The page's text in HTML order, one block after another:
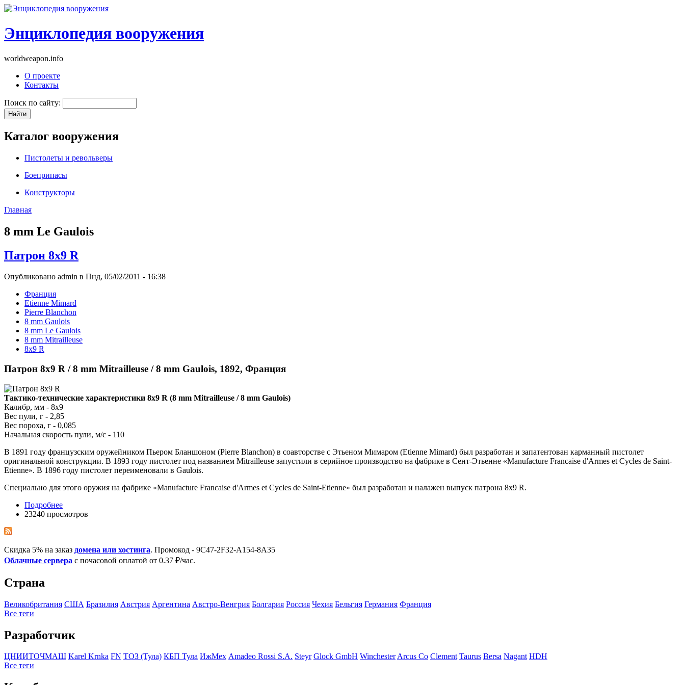
Энциклопедия вооружения
worldweapon.info
О проекте
Контакты
Поиск по сайту:
Каталог вооружения
Пистолеты и револьверы
Боеприпасы
Конструкторы
Главная
8 mm Le Gaulois
Патрон 8x9 R
Опубликовано admin в Пнд, 05/02/2011 - 16:38
Франция
Etienne Mimard
Pierre Blanchon
8 mm Gaulois
8 mm Le Gaulois
8 mm Mitrailleuse
8x9 R
Патрон 8x9 R / 8 mm Mitrailleuse / 8 mm Gaulois, 1892, Франция
Тактико-технические характеристики 8x9 R (8 mm Mitrailleuse / 8 mm Gaulois)
Калибр, мм - 8x9
Вес пули, г - 2,85
Вес пороха, г - 0,085
Начальная скорость пули, м/с - 110
В 1891 году французским оружейником Пьером Бланшоном (Pierre Blanchon) в соавторстве с Этьеном Мимаром (Etienne Mimard) был разработан и запатентован карманный пистолет
оригинальной конструкции. В 1893 году пистолет под названием Mitrailleuse запустили в серийное производство на фабрике в Сент-Этьенне «Manufacture Francaise d'Armes et Cycles de Saint-
Etienne». В 1896 году пистолет переименовали в Gaulois.
Специально для этого оружия на фабрике «Manufacture Francaise d'Armes et Cycles de Saint-Etienne» был разработан и налажен выпуск патрона 8x9 R.
Подробнее
23240 просмотров
Скидка 5% на заказ домена или хостинга. Промокод - 9C47-2F32-A154-8A35
Облачные сервера с почасовой оплатой от 0.37 ₽/час.
Страна
Великобритания США Бразилия Австрия Аргентина Австро-Венгрия Болгария Росcия Чехия Бельгия Германия Франция
Все теги
Разработчик
ЦНИИТОЧМАШ Karel Krnka FN ТОЗ (Тула) КБП Тула ИжМех Amadeo Rossi S.A. Steyr Glock GmbH WinchesterArcus Co Clement Taurus Bersa Nagant HDH
Все теги